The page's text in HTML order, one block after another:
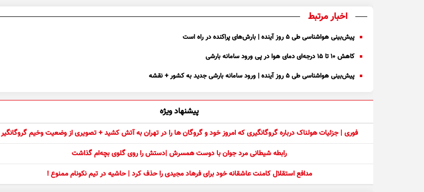
اخبار مرتبط
پیش‌بینی هواشناسی طی ۵ روز آینده | بارش‌های پراکنده در راه است
کاهش ۱۰ تا ۱۵ درجه‌ای دمای هوا در پی ورود سامانه بارشی
پیش‌بینی هواشناسی طی ۵ روز آینده | ورود سامانه بارشی جدید به کشور + نقشه
پیشنهاد ویژه
فوری | جزئیات هولناک درباره گروگانگیری که امروز خود و گروگان ها را در تهران به آتش کشید + تصویری از وضعیت وخیم گروگانگیر
رابطه شیطانی مرد جوان با دوست همسرش |دستش را روی گلوی بچه‌ام گذاشت
مدافع استقلال کامنت عاشقانه خود برای فرهاد مجیدی را حذف کرد | حاشیه در تیم نکونام ممنوع !